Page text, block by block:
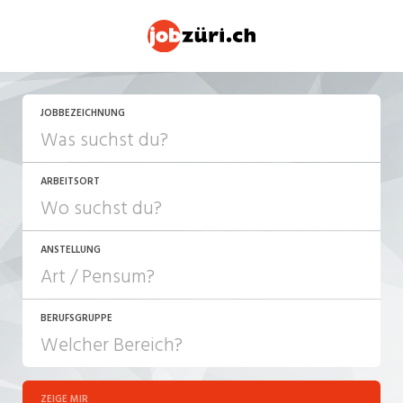
JOBBEZEICHNUNG
ARBEITSORT
ANSTELLUNG
JOB-TYP
Festanstellung
BERUFSGRUPPE
ZEIGE MIR